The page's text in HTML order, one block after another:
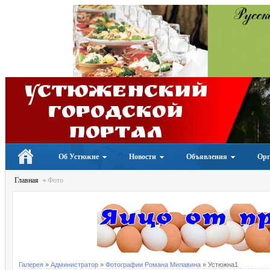
Устюженский
Городской
портал
Об Устюжне Новости Объявления
Главная Фото
Галерея » Администратор » Фотографии Романа Милавина » Устюжна1